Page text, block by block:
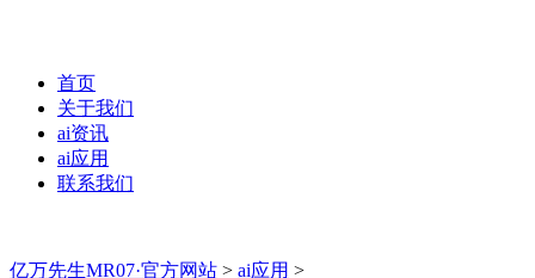
首页
关于我们
ai资讯
ai应用
联系我们
亿万先生MR07·官方网站 > ai应用 >